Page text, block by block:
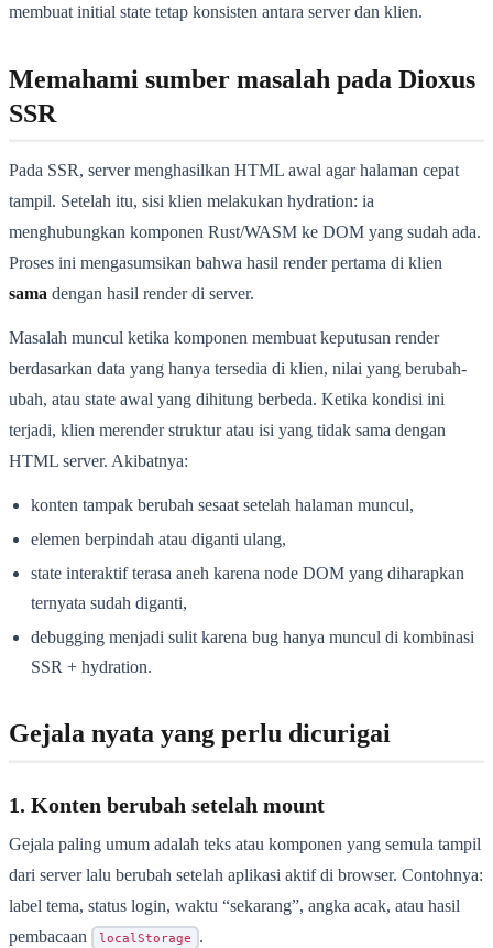
membuat initial state tetap konsisten antara server dan klien.
Memahami sumber masalah pada Dioxus
SSR
Pada SSR, server menghasilkan HTML awal agar halaman cepat
tampil. Setelah itu, sisi klien melakukan hydration: ia
menghubungkan komponen Rust/WASM ke DOM yang sudah ada.
Proses ini mengasumsikan bahwa hasil render pertama di klien
sama dengan hasil render di server.
Masalah muncul ketika komponen membuat keputusan render
berdasarkan data yang hanya tersedia di klien, nilai yang berubah-
ubah, atau state awal yang dihitung berbeda. Ketika kondisi ini
terjadi, klien merender struktur atau isi yang tidak sama dengan
HTML server. Akibatnya:
konten tampak berubah sesaat setelah halaman muncul,
elemen berpindah atau diganti ulang,
state interaktif terasa aneh karena node DOM yang diharapkan
ternyata sudah diganti,
debugging menjadi sulit karena bug hanya muncul di kombinasi
SSR + hydration.
Gejala nyata yang perlu dicurigai
1. Konten berubah setelah mount
Gejala paling umum adalah teks atau komponen yang semula tampil
dari server lalu berubah setelah aplikasi aktif di browser. Contohnya:
label tema, status login, waktu “sekarang”, angka acak, atau hasil
pembacaan
localStorage .